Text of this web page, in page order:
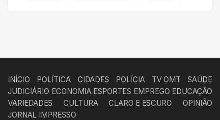
INÍCIO POLÍTICA CIDADES POLÍCIA TV OMT
SAÚDE
JUDICIÁRIO ECONOMIA ESPORTES EMPREGO EDUCAÇÃO
VARIEDADES
CULTURA CLARO E ESCURO
OPINIÃO
JORNAL IMPRESSO